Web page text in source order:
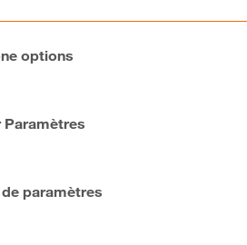
options
Paramètres
paramètres